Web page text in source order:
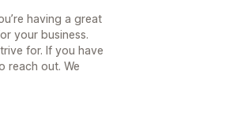
having a great
your business.
for. If you have
reach out. We